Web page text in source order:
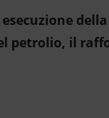
petrolio, il